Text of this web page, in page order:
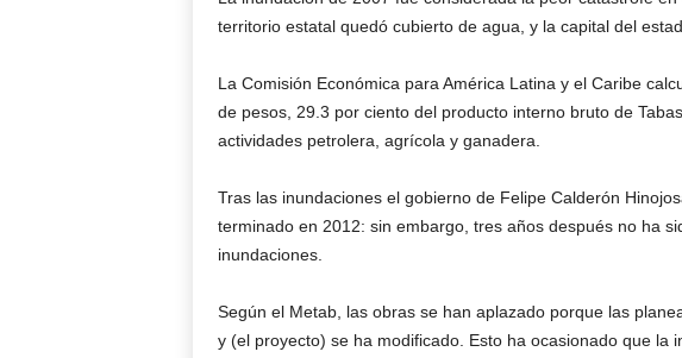
territorio estatal quedó cubierto de agua, y la capital del
La Comisión Económica para América Latina y el Caribe
de pesos, 29.3 por ciento del producto interno bruto de
actividades petrolera, agrícola y ganadera.
Tras las inundaciones el gobierno de Felipe Calderón
terminado en 2012: sin embargo, tres años después no ha
inundaciones.
Según el Metab, las obras se han aplazado porque las
y (el proyecto) se ha modificado. Esto ha ocasionado que la